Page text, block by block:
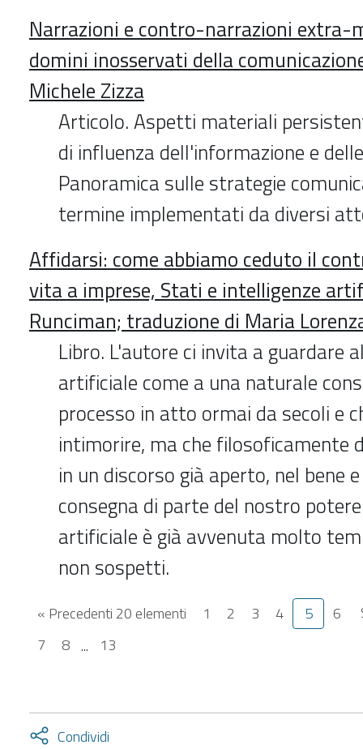
Narrazioni e contro-narrazioni extra-
domini inosservati della
Michele Zizza
Articolo. Aspetti materiali
di influenza dell'informazione e
Panoramica sulle strategie
termine implementati da diversi
Affidarsi: come abbiamo ceduto il
vita a imprese, Stati e intelligenze
Runciman; traduzione di Maria
Libro. L'autore ci invita a guardare
artificiale come a una naturale
processo in atto ormai da secoli e
intimorire, ma che filosoficamente
in un discorso già aperto, nel bene
consegna di parte del nostro
artificiale è già avvenuta molto
non sospetti.
« Precedenti 20 elementi 1 2 3 4 5
6
7
8 ... 13
Condividi
Attiva